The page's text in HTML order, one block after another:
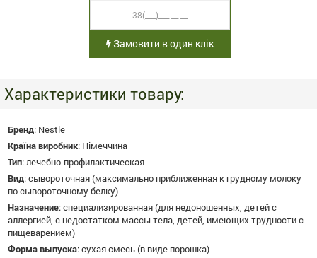
Замовити в один клік
Характеристики товару:
Бренд: Nestle
Країна виробник: Німеччина
Тип:лечебно-профилактическая
Вид:сывороточная (максимально приближенная к грудному молоку
по сывороточному белку)
Назначение:специализированная (для недоношенных, детей с
аллергией, с недостатком массы тела, детей, имеющих трудности с
пищеварением)
Форма выпуска:сухая смесь (в виде порошка)